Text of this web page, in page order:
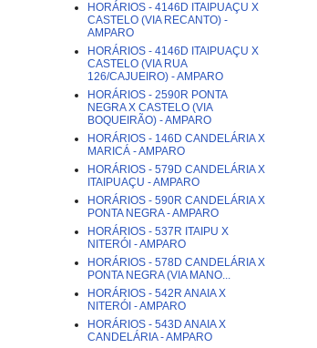
HORÁRIOS - 4146D ITAIPUAÇU X
CASTELO (VIA RECANTO) -
AMPARO
HORÁRIOS - 4146D ITAIPUAÇU X
CASTELO (VIA RUA
126/CAJUEIRO) - AMPARO
HORÁRIOS - 2590R PONTA
NEGRA X CASTELO (VIA
BOQUEIRÃO) - AMPARO
HORÁRIOS - 146D CANDELÁRIA X
MARICÁ - AMPARO
HORÁRIOS - 579D CANDELÁRIA X
ITAIPUAÇU - AMPARO
HORÁRIOS - 590R CANDELÁRIA X
PONTA NEGRA - AMPARO
HORÁRIOS - 537R ITAIPU X
NITERÓI - AMPARO
HORÁRIOS - 578D CANDELÁRIA X
PONTA NEGRA (VIA MANO...
HORÁRIOS - 542R ANAIA X
NITERÓI - AMPARO
HORÁRIOS - 543D ANAIA X
CANDELÁRIA - AMPARO